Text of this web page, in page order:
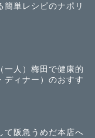
簡単レシピのナポリ
一人）梅田で健康的
ディナー）のおすす
て阪急うめだ本店へ